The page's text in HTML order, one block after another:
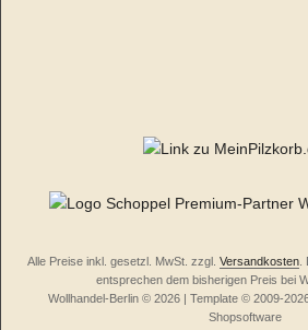
Alle Preise inkl. gesetzl. MwSt. zzgl. Versandkosten.
entsprechen dem bisherigen Preis bei
Wollhandel-Berlin © 2026 | Template © 2009-
Shopsoftware